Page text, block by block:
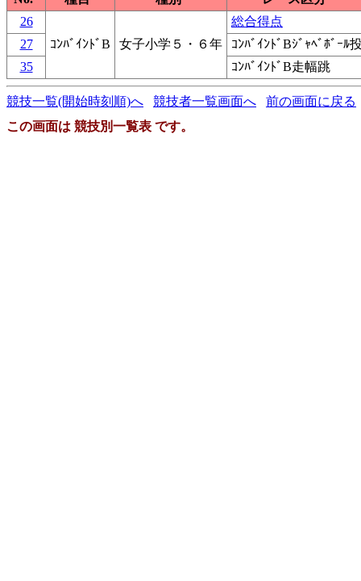
26
ｺﾝﾊﾞｲﾝﾄﾞB
女子小学５・６年
総合得点
27
ｺﾝﾊﾞｲﾝﾄﾞBｼﾞｬﾍﾞﾎﾞｰﾙ
35
ｺﾝﾊﾞｲﾝﾄﾞB走幅跳
競技一覧(開始時刻順)へ 競技者一覧画面へ
前の画面に戻る
この画面は 競技別一覧表 です。